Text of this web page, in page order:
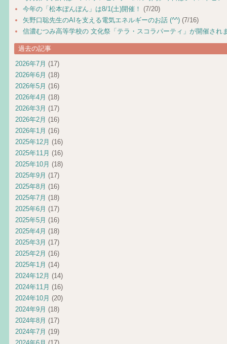
今年の「松本ぼんぼん」は8/1(土)開催！ (7/20)
矢野口聡先生のAIを支える電気エネルギーのお話 (^^) (7/16)
信濃むつみ高等学校の 文化祭「テラ・スコラパーティ」が開催され
過去の記事
2026年7月 (17)
2026年6月 (18)
2026年5月 (16)
2026年4月 (18)
2026年3月 (17)
2026年2月 (16)
2026年1月 (16)
2025年12月 (16)
2025年11月 (16)
2025年10月 (18)
2025年9月 (17)
2025年8月 (16)
2025年7月 (18)
2025年6月 (17)
2025年5月 (16)
2025年4月 (18)
2025年3月 (17)
2025年2月 (16)
2025年1月 (14)
2024年12月 (14)
2024年11月 (16)
2024年10月 (20)
2024年9月 (18)
2024年8月 (17)
2024年7月 (19)